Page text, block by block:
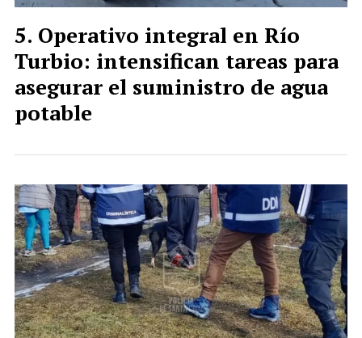
Operativo integral en Río
Turbio: intensifican tareas para
asegurar el suministro de agua
potable